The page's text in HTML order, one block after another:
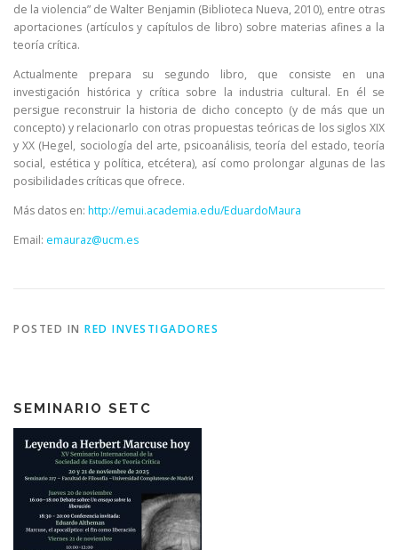
de la violencia” de Walter Benjamin (Biblioteca Nueva, 2010), entre otras
aportaciones (artículos y capítulos de libro) sobre materias afines a la
teoría crítica.
Actualmente prepara su segundo libro, que consiste en una
investigación histórica y crítica sobre la industria cultural. En él se
persigue reconstruir la historia de dicho concepto (y de más que un
concepto) y relacionarlo con otras propuestas teóricas de los siglos XIX
y XX (Hegel, sociología del arte, psicoanálisis, teoría del estado, teoría
social, estética y política, etcétera), así como prolongar algunas de las
posibilidades críticas que ofrece.
Más datos en: http://emui.academia.edu/EduardoMaura
Email: emauraz@ucm.es
POSTED IN RED INVESTIGADORES
SEMINARIO SETC